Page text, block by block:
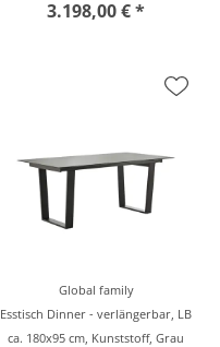
3.198,00 € *
Global family
Esstisch Dinner - verlängerbar, LB
ca. 180x95 cm, Kunststoff, Grau